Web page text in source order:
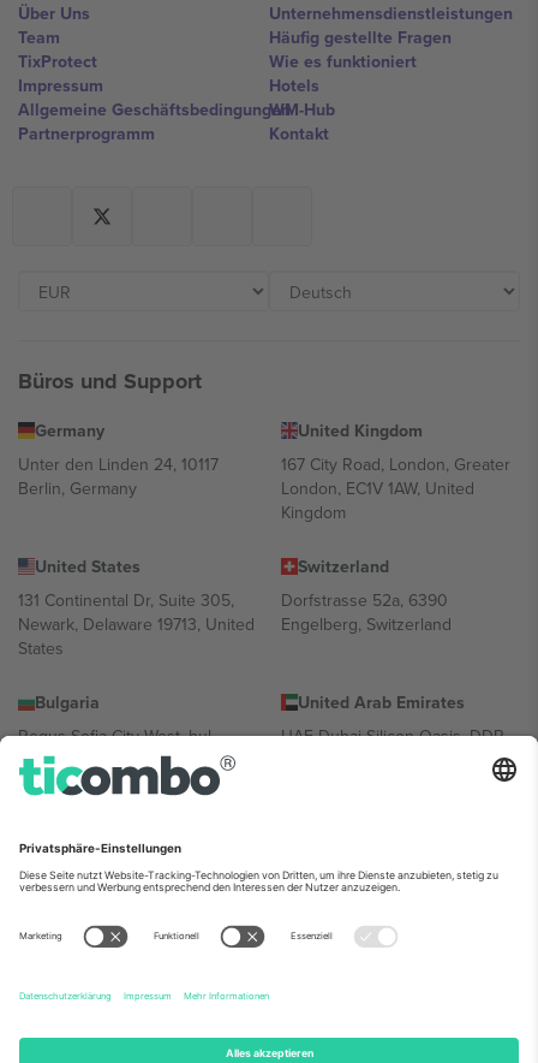
Über Uns
Team
TixProtect
Impressum
Allgemeine Geschäftsbedingungen
Partnerprogramm
Unternehmensdienstleistungen
Häufig gestellte Fragen
Wie es funktioniert
Hotels
WM-Hub
Kontakt
Büros und Support
Germany
Unter den Linden 24, 10117
Berlin, Germany
United Kingdom
167 City Road, London, Greater
London, EC1V 1AW, United
Kingdom
United States
131 Continental Dr, Suite 305,
Newark, Delaware 19713, United
States
Switzerland
Dorfstrasse 52a, 6390
Engelberg, Switzerland
Bulgaria
Regus Sofia City West, bul
Totleben 53-55, 1606 Sofia,
Bulgaria
United Arab Emirates
UAE Dubai Silicon Oasis, DDP
Building A1, Office 302, Dubai,
Mexico
Av Chapultepec 360, Roma
Norte, Cuauhtémoc, 06700
Ciudad de México, CDMX,
Mexico
Die juristische Person des Plattformanbieters kann je nach
Informationen finden Sie auf der jeweiligen Veranstaltungsseite, im